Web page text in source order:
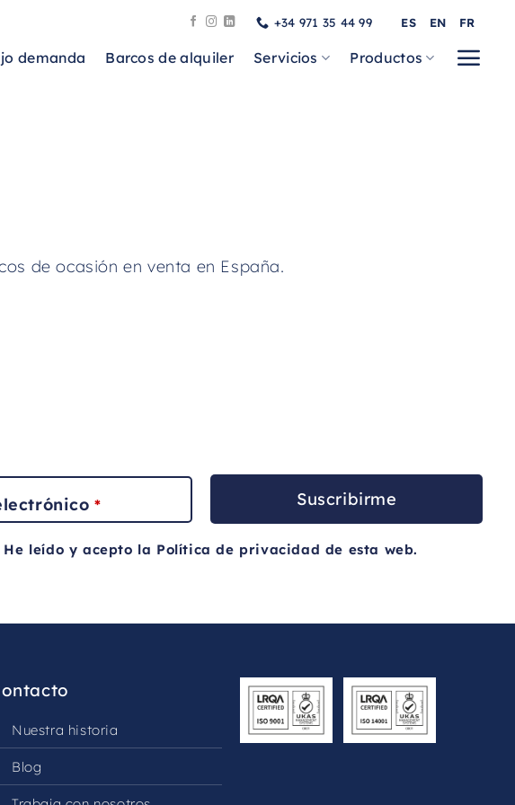
+34 971 35 44 99 ES EN FR
demanda Barcos de alquiler Servicios Productos
de ocasión en venta en España.
* Suscribirme
He leído y acepto la Política de privacidad de esta web.
Nuestra historia
Blog